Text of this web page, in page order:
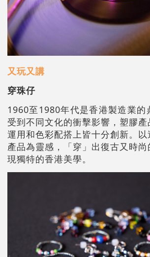
又玩又講
穿珠仔
1960至1980年代是香港製造業的
受到不同文化的衝擊影響，塑膠
運用和色彩配搭上皆十分創新。
產品為靈感，「穿」出復古又時
現獨特的香港美學。